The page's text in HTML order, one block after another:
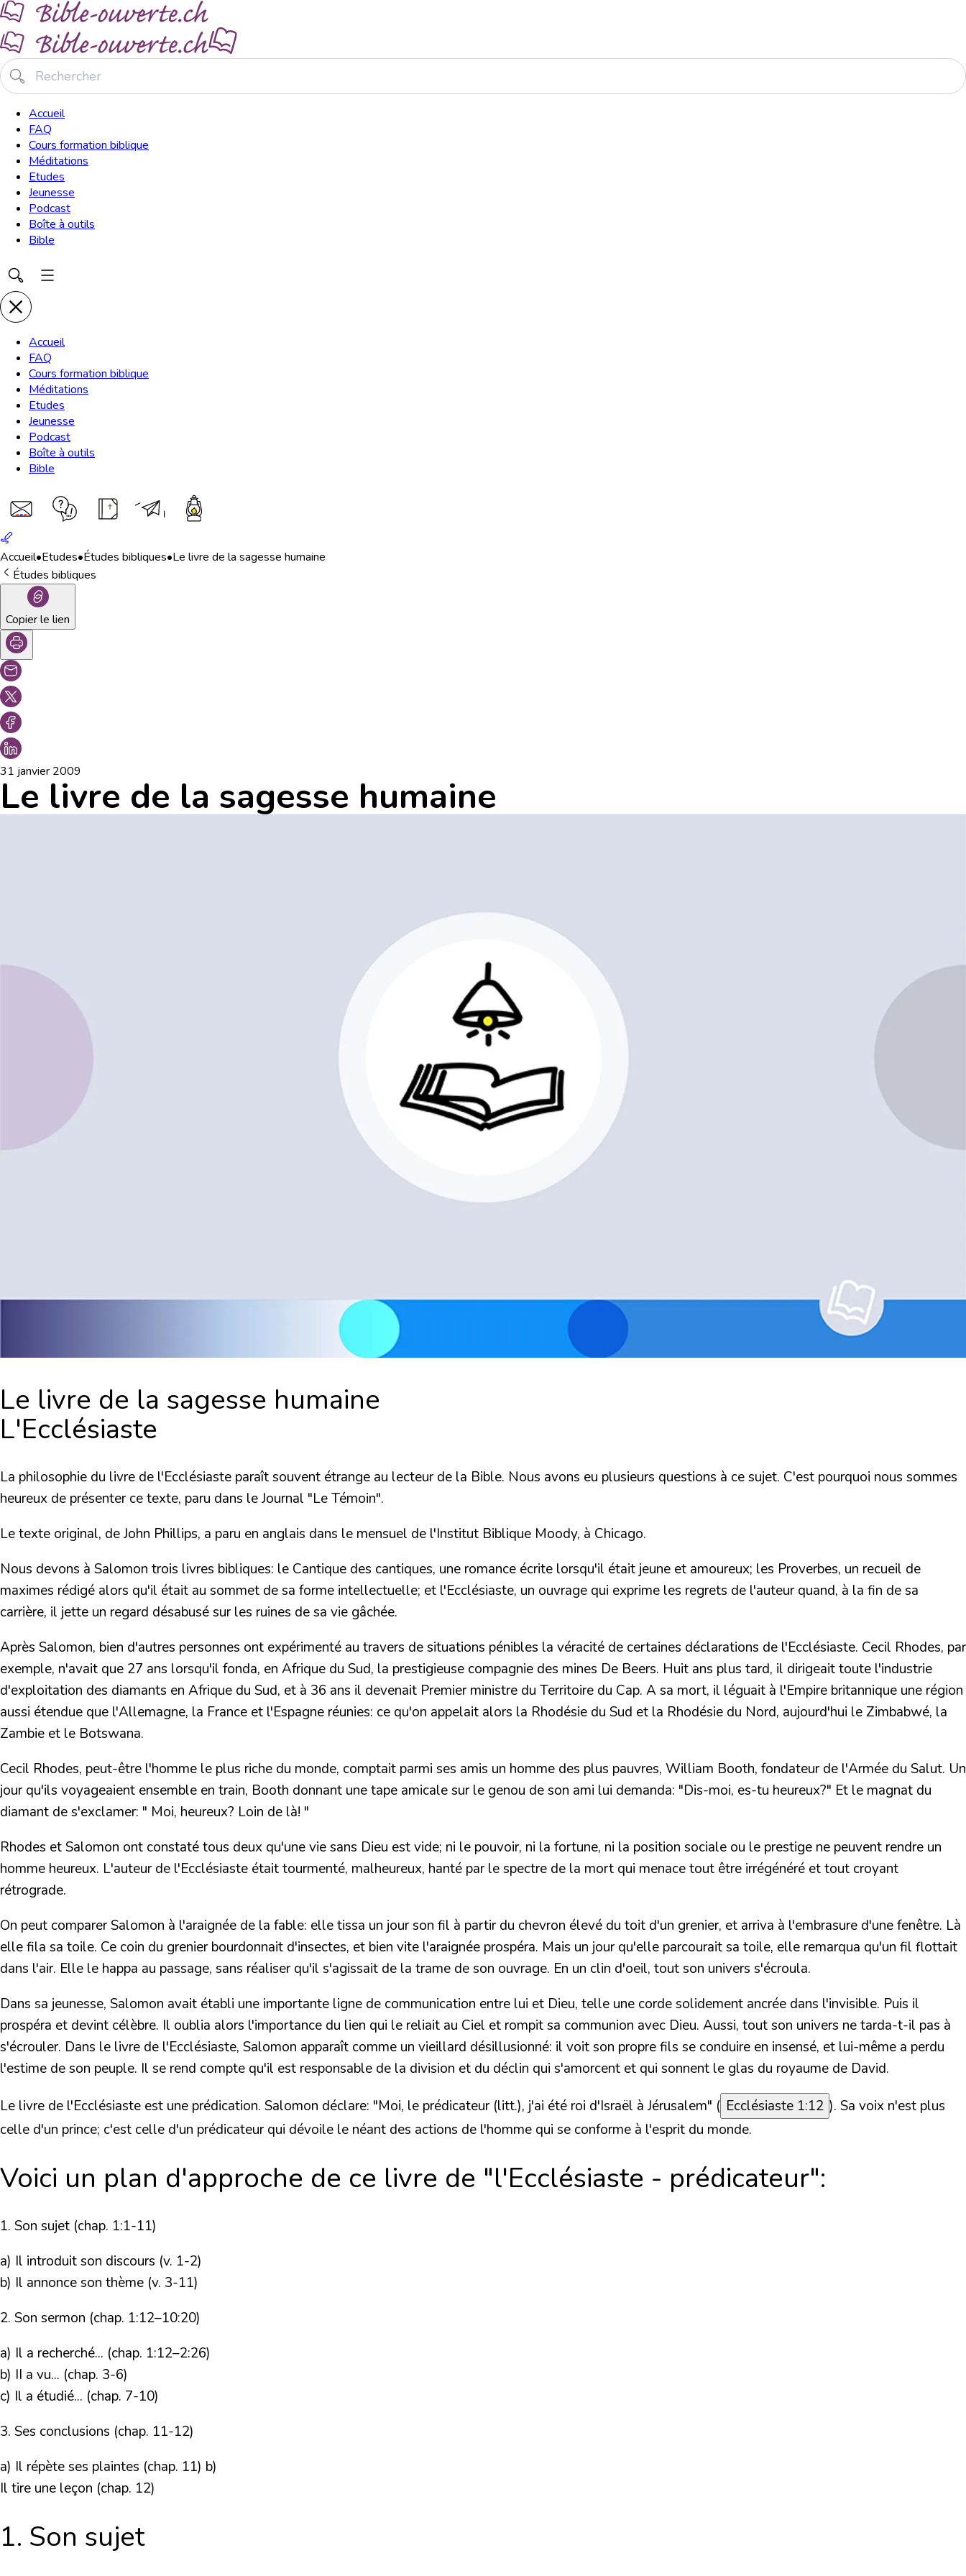
Accueil
FAQ
Cours formation biblique
Méditations
Etudes
Jeunesse
Podcast
Boîte à outils
Bible
Accueil
FAQ
Cours formation biblique
Méditations
Etudes
Jeunesse
Podcast
Boîte à outils
Bible
Accueil•Etudes•Études bibliques•Le livre de la sagesse humaine
Études bibliques
Copier le lien
31 janvier 2009
Le livre de la sagesse humaine
Le livre de la sagesse humaine
L'Ecclésiaste
La philosophie du livre de l'Ecclésiaste paraît souvent étrange au lecteur de la Bible. Nous avons eu plusieurs questions à ce sujet. C'est pourquoi nous sommes
heureux de présenter ce texte, paru dans le Journal "Le Témoin".
Le texte original, de John Phillips, a paru en anglais dans le mensuel de l'Institut Biblique Moody, à Chicago.
Nous devons à Salomon trois livres bibliques: le Cantique des cantiques, une romance écrite lorsqu'il était jeune et amoureux; les Proverbes, un recueil de
maximes rédigé alors qu'il était au sommet de sa forme intellectuelle; et l'Ecclésiaste, un ouvrage qui exprime les regrets de l'auteur quand, à la fin de sa
carrière, il jette un regard désabusé sur les ruines de sa vie gâchée.
Après Salomon, bien d'autres personnes ont expérimenté au travers de situations pénibles la véracité de certaines déclarations de l'Ecclésiaste. Cecil Rhodes, par
exemple, n'avait que 27 ans lorsqu'il fonda, en Afrique du Sud, la prestigieuse compagnie des mines De Beers. Huit ans plus tard, il dirigeait toute l'industrie
d'exploitation des diamants en Afrique du Sud, et à 36 ans il devenait Premier ministre du Territoire du Cap. A sa mort, il léguait à l'Empire britannique une région
aussi étendue que l'Allemagne, la France et l'Espagne réunies: ce qu'on appelait alors la Rhodésie du Sud et la Rhodésie du Nord, aujourd'hui le Zimbabwé, la
Zambie et le Botswana.
Cecil Rhodes, peut-être l'homme le plus riche du monde, comptait parmi ses amis un homme des plus pauvres, William Booth, fondateur de l'Armée du Salut. Un
jour qu'ils voyageaient ensemble en train, Booth donnant une tape amicale sur le genou de son ami lui demanda: "Dis-moi, es-tu heureux?" Et le magnat du
diamant de s'exclamer: " Moi, heureux? Loin de là! "
Rhodes et Salomon ont constaté tous deux qu'une vie sans Dieu est vide; ni le pouvoir, ni la fortune, ni la position sociale ou le prestige ne peuvent rendre un
homme heureux. L'auteur de l'Ecclésiaste était tourmenté, malheureux, hanté par le spectre de la mort qui menace tout être irrégénéré et tout croyant
rétrograde.
On peut comparer Salomon à l'araignée de la fable: elle tissa un jour son fil à partir du chevron élevé du toit d'un grenier, et arriva à l'embrasure d'une fenêtre. Là
elle fila sa toile. Ce coin du grenier bourdonnait d'insectes, et bien vite l'araignée prospéra. Mais un jour qu'elle parcourait sa toile, elle remarqua qu'un fil flottait
dans l'air. Elle le happa au passage, sans réaliser qu'il s'agissait de la trame de son ouvrage. En un clin d'oeil, tout son univers s'écroula.
Dans sa jeunesse, Salomon avait établi une importante ligne de communication entre lui et Dieu, telle une corde solidement ancrée dans l'invisible. Puis il
prospéra et devint célèbre. Il oublia alors l'importance du lien qui le reliait au Ciel et rompit sa communion avec Dieu. Aussi, tout son univers ne tarda-t-il pas à
s'écrouler. Dans le livre de l'Ecclésiaste, Salomon apparaît comme un vieillard désillusionné: il voit son propre fils se conduire en insensé, et lui-même a perdu
l'estime de son peuple. Il se rend compte qu'il est responsable de la division et du déclin qui s'amorcent et qui sonnent le glas du royaume de David.
Le livre de l'Ecclésiaste est une prédication. Salomon déclare: "Moi, le prédicateur (litt.), j'ai été roi d'Israël à Jérusalem" ( Ecclésiaste 1:12 ). Sa voix n'est plus
celle d'un prince; c'est celle d'un prédicateur qui dévoile le néant des actions de l'homme qui se conforme à l'esprit du monde.
Voici un plan d'approche de ce livre de "l'Ecclésiaste - prédicateur":
1. Son sujet (chap. 1:1-11)
a) Il introduit son discours (v. 1-2)
b) Il annonce son thème (v. 3-11)
2. Son sermon (chap. 1:12–10:20)
a) Il a recherché... (chap. 1:12–2:26)
b) II a vu... (chap. 3-6)
c) Il a étudié... (chap. 7-10)
3. Ses conclusions (chap. 11-12)
a) Il répète ses plaintes (chap. 11) b)
Il tire une leçon (chap. 12)
1. Son sujet